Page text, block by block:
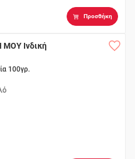
Προσθήκη
ΜΟΥ Ινδική
100γρ.